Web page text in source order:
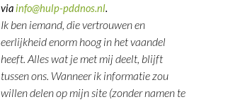
viainfo@hulp-pddnos.nl.
Ik ben iemand, die vertrouwen en
eerlijkheid enorm hoog in het vaandel
heeft. Alles wat je met mij deelt, blijft
tussen ons. Wanneer ik informatie zou
willen delen op mijn site (zonder namen te